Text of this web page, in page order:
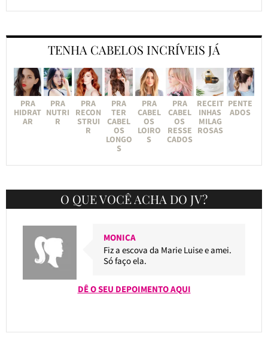
TENHA CABELOS INCRÍVEIS JÁ
PRA
HIDRAT
AR
PRA
NUTRI
R
PRA
RECON
STRUI
R
PRA
TER
CABEL
OS
LONGO
S
PRA
CABEL
OS
LOIRO
S
PRA
CABEL
OS
RESSE
CADOS
RECEIT
INHAS
MILAG
ROSAS
PENTE
ADOS
O QUE VOCÊ ACHA DO JV?
MONICA
Fiz a escova da Marie Luise e amei.
Só faço ela.
DÊ O SEU DEPOIMENTO AQUI